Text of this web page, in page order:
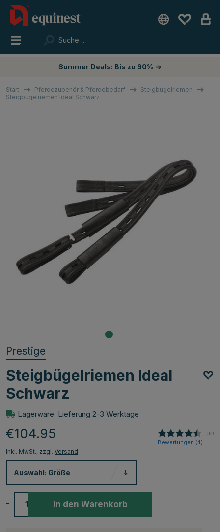
Summer Deals: Bis zu 60% →
Start Pferdezubehör & Pferdebedarf
Steigbügelriemen
Steigbügelriemen Ideal Schwarz
Prestige
Steigbügelriemen Ideal
Schwarz
Lagerware. Lieferung 2-3 Werktage
€104.95 (14)
Bewertungen (4)
Inkl. MwSt., zzgl. Versand
Auswahl: Größe
- In den Warenkorb